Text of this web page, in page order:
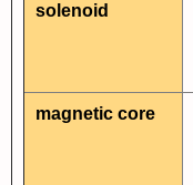
solenoid
magnetic core